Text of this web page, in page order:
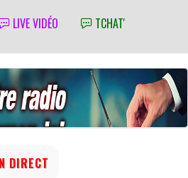
LIVE VIDÉO TCHAT'
DIRECT